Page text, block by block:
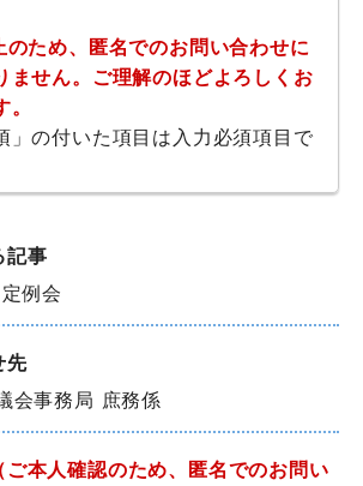
ため、匿名でのお問い合わせに
ません。ご理解のほどよろしくお
」の付いた項目は入力必須項目で
記事
例会
先
会事務局 庶務係
（ご本人確認のため、匿名でのお問い